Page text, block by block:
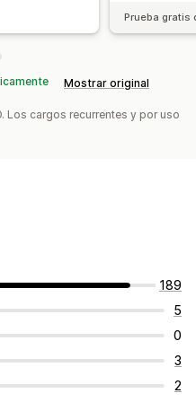
Creación de páginas
marca
personalizados
Prueba gratis
Mostrar original
Los cargos recurrentes y por uso
189
5
0
3
2